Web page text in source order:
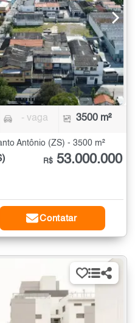
- vaga 3500 m²
Antônio (ZS) - 3500 m²
R$ 53.000.000
Contatar